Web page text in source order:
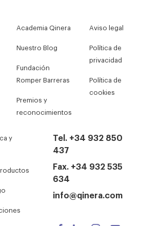
Academia Qinera
Nuestro Blog
Fundación
Romper Barreras
Premios y
reconocimientos
Aviso legal
Política de
privacidad
Política de
cookies
y
Tel. +34 932 850
437
Fax. +34 932 535
634
info@qinera.com